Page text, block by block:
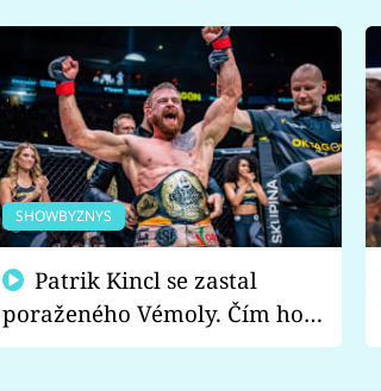
SHOWBYZNYS
poraženého Vémoly. Čím ho
fanoušci naštvali?